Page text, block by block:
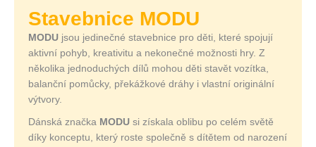
Stavebnice MODU
MODU jsou jedinečné stavebnice pro děti, které spojují
aktivní pohyb, kreativitu a nekonečné možnosti hry. Z
několika jednoduchých dílů mohou děti stavět vozítka,
balanční pomůcky, překážkové dráhy i vlastní originální
výtvory.
Dánská značka MODU si získala oblibu po celém světě
díky konceptu, který roste společně s dítětem od narození